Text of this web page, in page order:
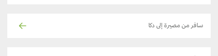
سافر من مصيرة إلى دكا